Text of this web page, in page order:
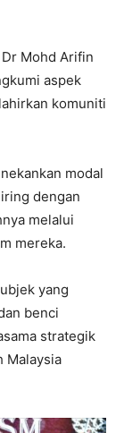
Mohd Arifin
aspek
komuniti
modal
dengan
melalui
mereka.
yang
benci
strategik
Malaysia